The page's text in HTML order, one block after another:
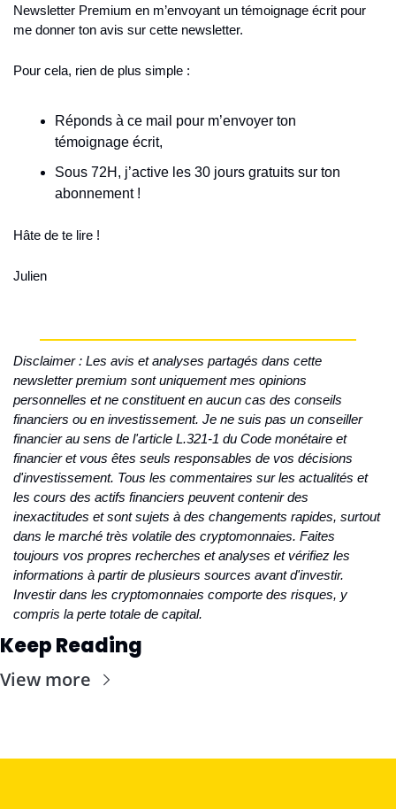
Newsletter Premium en m’envoyant un témoignage écrit pour
me donner ton avis sur cette newsletter.
Pour cela, rien de plus simple :
Réponds à ce mail pour m’envoyer ton
témoignage écrit,
Sous 72H, j’active les 30 jours gratuits sur ton
abonnement !
Hâte de te lire !
Julien
Disclaimer : Les avis et analyses partagés dans cette
newsletter premium sont uniquement mes opinions
personnelles et ne constituent en aucun cas des conseils
financiers ou en investissement. Je ne suis pas un conseiller
financier au sens de l'article L.321-1 du Code monétaire et
financier et vous êtes seuls responsables de vos décisions
d'investissement. Tous les commentaires sur les actualités et
les cours des actifs financiers peuvent contenir des
inexactitudes et sont sujets à des changements rapides, surtout
dans le marché très volatile des cryptomonnaies. Faites
toujours vos propres recherches et analyses et vérifiez les
informations à partir de plusieurs sources avant d'investir.
Investir dans les cryptomonnaies comporte des risques, y
compris la perte totale de capital.
Keep Reading
View more